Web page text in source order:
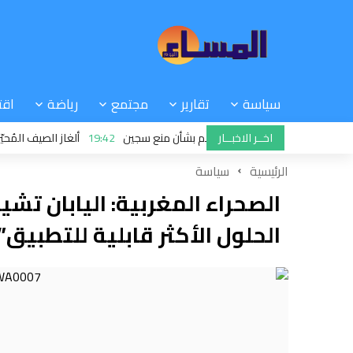
سياسة تقارير مجتمع رياضة
اخــر الاخبــار
إدارة سجنية تدحض مزاعم بشأن منع سجين 19:42 ألغاز الصيف المُحيّرة..
الرئيسية سياسة
الصحراء المغربية: اليابان
الحلول الأكثر قابلية